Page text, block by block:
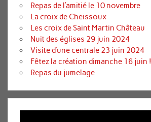
Repas de l’amitié le 10 novembre
La croix de Cheissoux
Les croix de Saint Martin Château
Nuit des églises 29 juin 2024
Visite d’une centrale 23 juin 2024
Fêtez la création dimanche 16 juin !
Repas du jumelage
Lecteur